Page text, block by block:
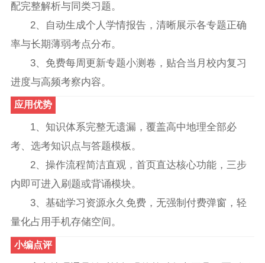
配完整解析与同类习题。
2、自动生成个人学情报告，清晰展示各专题正确
率与长期薄弱考点分布。
3、免费每周更新专题小测卷，贴合当月校内复习
进度与高频考察内容。
应用优势
1、知识体系完整无遗漏，覆盖高中地理全部必
考、选考知识点与答题模板。
2、操作流程简洁直观，首页直达核心功能，三步
内即可进入刷题或背诵模块。
3、基础学习资源永久免费，无强制付费弹窗，轻
量化占用手机存储空间。
小编点评